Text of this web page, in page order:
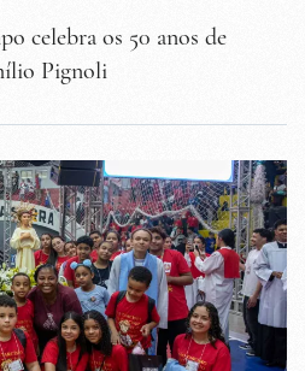
celebra os 50 anos de
Pignoli